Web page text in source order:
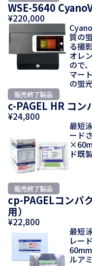
WSE-5640
¥220,000
質の
る撮
オレ
ので
マー
の蛍
c-PAGEL HR コン
¥24,800
最短
ード
ド既
cp-PAGELコンパ
用）
¥22,800
最短
レー
ルア